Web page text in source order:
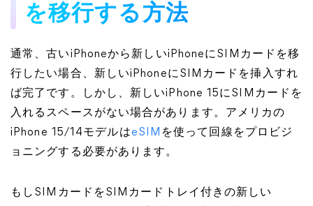
を移行する方法
通常、古いiPhoneから新しいiPhoneにSIMカードを移
行したい場合、新しいiPhoneにSIMカードを挿入すれ
ば完了です。しかし、新しいiPhone 15にSIMカードを
入れるスペースがない場合があります。アメリカの
iPhone 15/14モデルはeSIM を使って回線をプロビジ
ョニングする必要があります。
もしSIMカードをSIMカードトレイ付きの新しい